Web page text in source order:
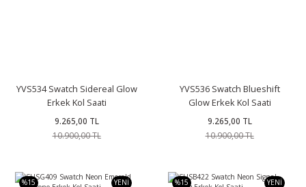
YVS534 Swatch Sidereal Glow
Erkek Kol Saati
9.265,00 TL
10.900,00 TL
YVS536 Swatch Blueshift
Glow Erkek Kol Saati
9.265,00 TL
10.900,00 TL
%15 YENİ %15 YENİ